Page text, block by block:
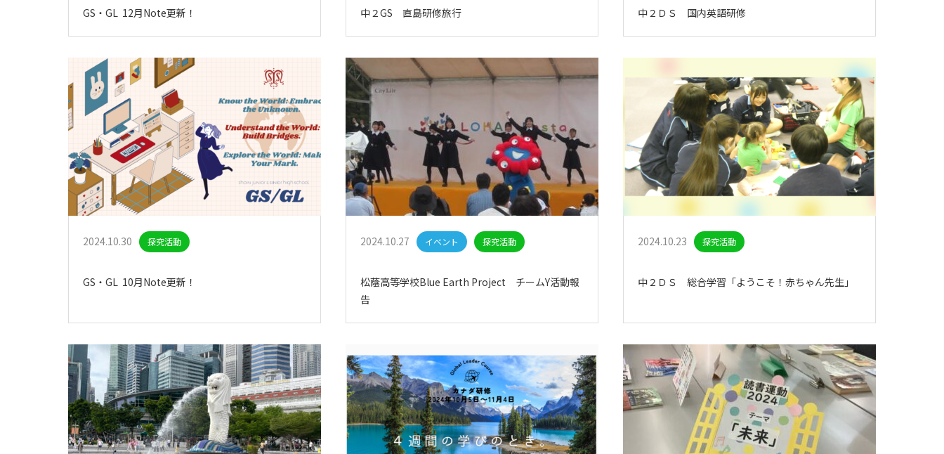
GS・GL 12月Note更新！ 中２GS 直島研修旅行 中２ＤＳ 国内英語研修
2024.10.30 探究活動
GS・GL 10月Note更新！
2024.10.27 イベント 探究活動
松蔭高等学校Blue Earth Project チームY活動報
告
2024.10.23 探究活動
中２ＤＳ 総合学習「ようこそ！赤ちゃん先生」